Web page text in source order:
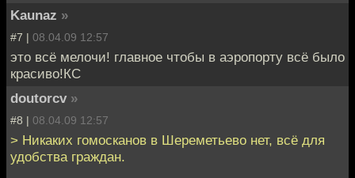
Kaunaz »
#7 | 08.04.09 12:57
это всё мелочи! главное чтобы в аэропорту всё было
красиво!КС
doutorcv »
#8 | 08.04.09 12:57
> Никаких гомосканов в Шереметьево нет, всё для
удобства граждан.